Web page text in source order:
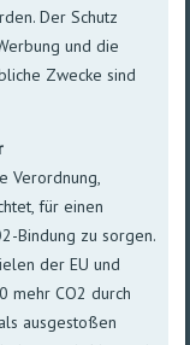
. DerSchutz
und die
Zwecke sind
Verordnung,
,für einen
Bindung zu sorgen.
der EU und
mehr CO2durch
als ausgestoßen